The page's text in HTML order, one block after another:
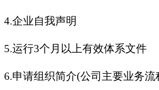
4.企业自我声明
5.运行3个月以上有效体系文件
6.申请组织简介(公司主要业务